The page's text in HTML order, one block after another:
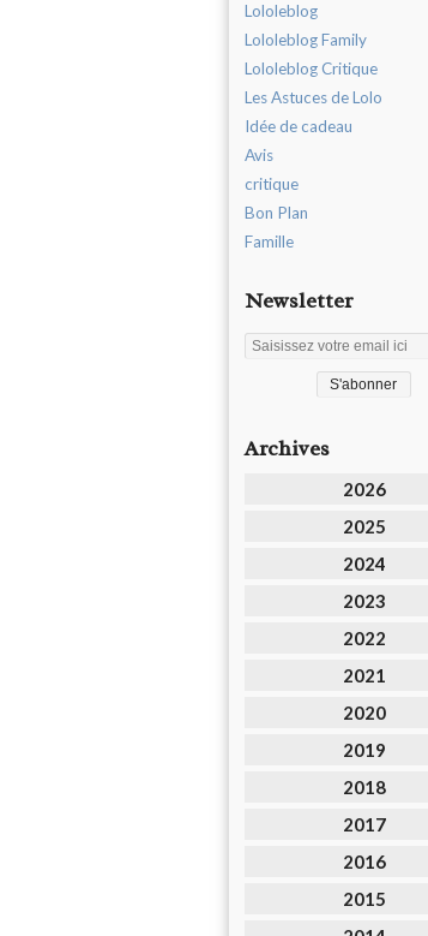
Lololeblog
Lololeblog Family
Lololeblog Critique
Les Astuces de Lolo
Idée de cadeau
Avis
critique
Bon Plan
Famille
Newsletter
Archives
2026
2025
2024
2023
2022
2021
2020
2019
2018
2017
2016
2015